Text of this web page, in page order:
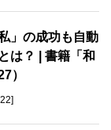
」の成功も自動
は？ | 書籍「和
）